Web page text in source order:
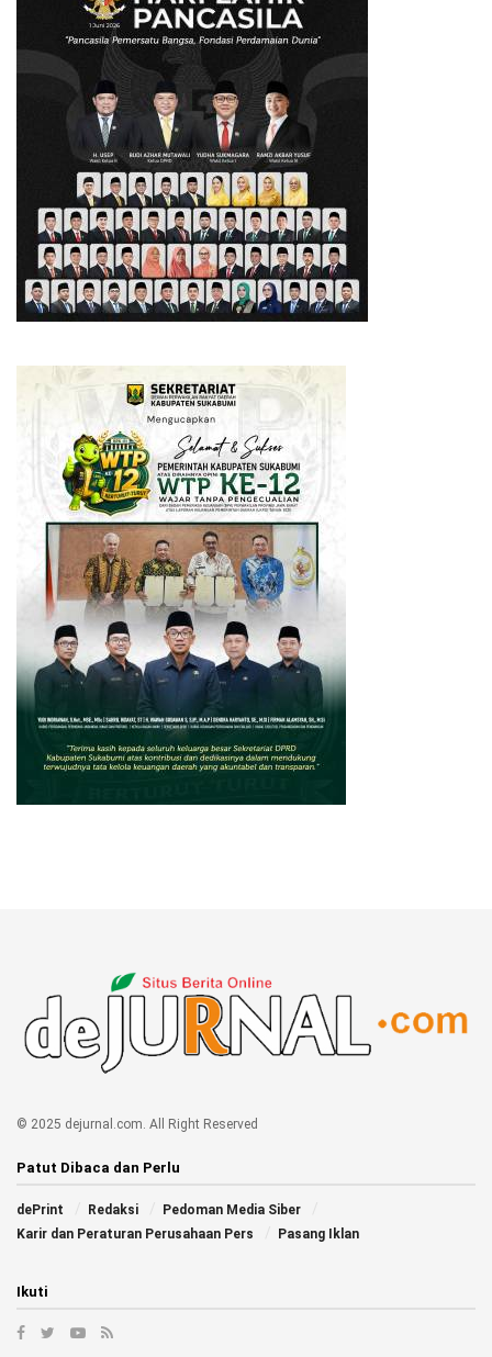
© 2025 dejurnal.com. All Right Reserved
Patut Dibaca dan Perlu
dePrint Redaksi
Pedoman Media Siber
Karir dan Peraturan Perusahaan Pers
Pasang Iklan
Ikuti